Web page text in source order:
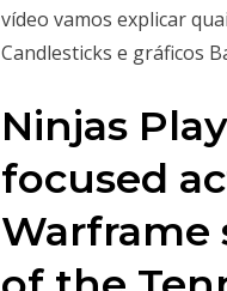
vídeo vamos explicar
Candlesticks e gráficos
Ninjas
focused
Warframe